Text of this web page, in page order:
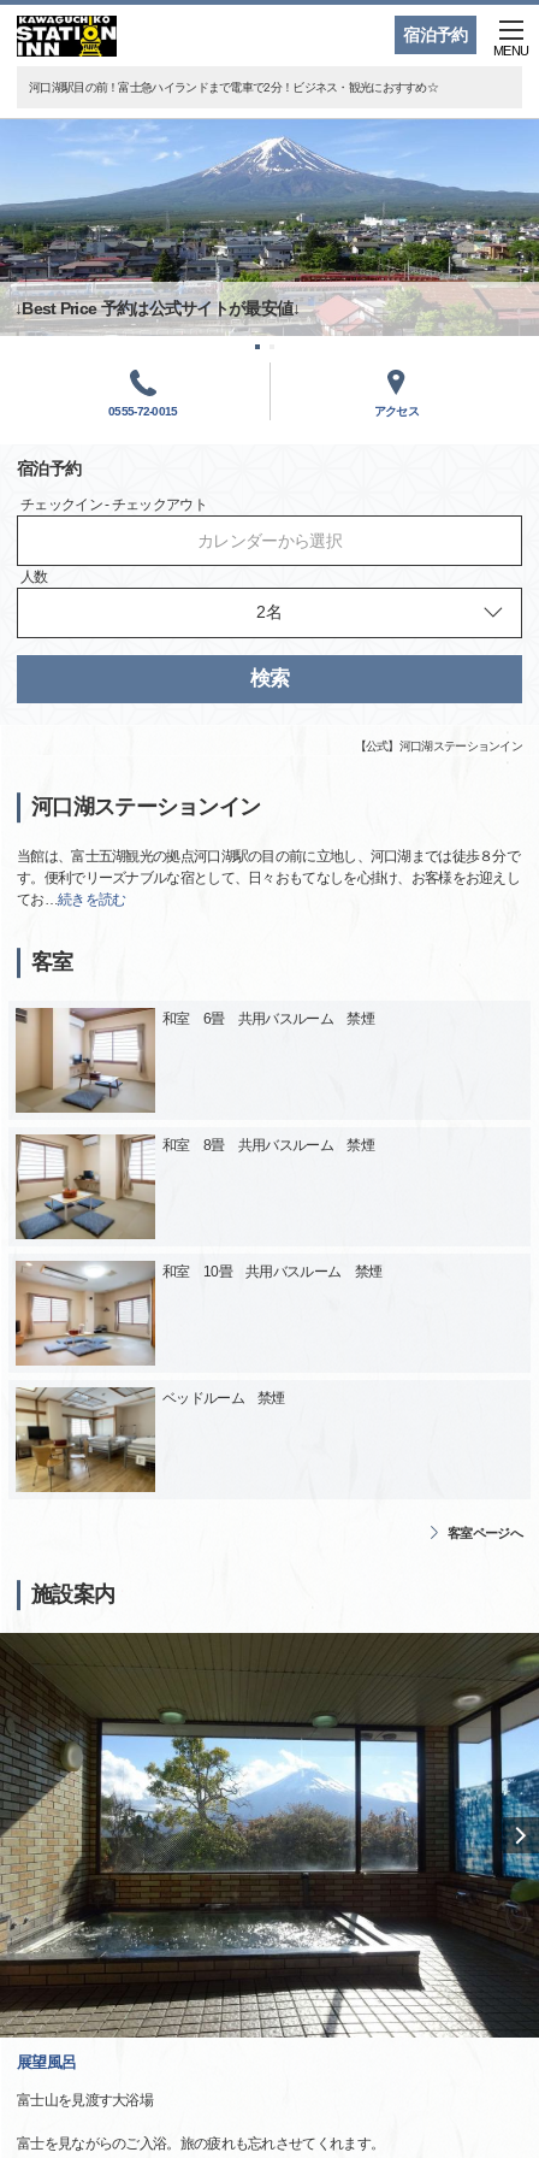
宿泊予約
MENU
河口湖駅目の前！富士急ハイランドまで電車で2分！ビジネス・観光におすすめ☆
↓Best Price 予約は公式サイトが最安値↓
0555-72-0015 アクセス
宿泊予約
チェックイン - チェックアウト
カレンダーから選択
人数
検索
【公式】河口湖ステーションイン
河口湖ステーションイン
当館は、富士五湖観光の拠点河口湖駅の目の前に立地し、河口湖までは徒歩８分で
す。便利でリーズナブルな宿として、日々おもてなしを心掛け、お客様をお迎えし
てお…続きを読む
客室
和室 6畳 共用バスルーム 禁煙
和室 8畳 共用バスルーム 禁煙
和室 10畳 共用バスルーム 禁煙
ベッドルーム 禁煙
客室ページへ
施設案内
展望風呂
富士山を見渡す大浴場
富士を見ながらのご入浴。旅の疲れも忘れさせてくれます。